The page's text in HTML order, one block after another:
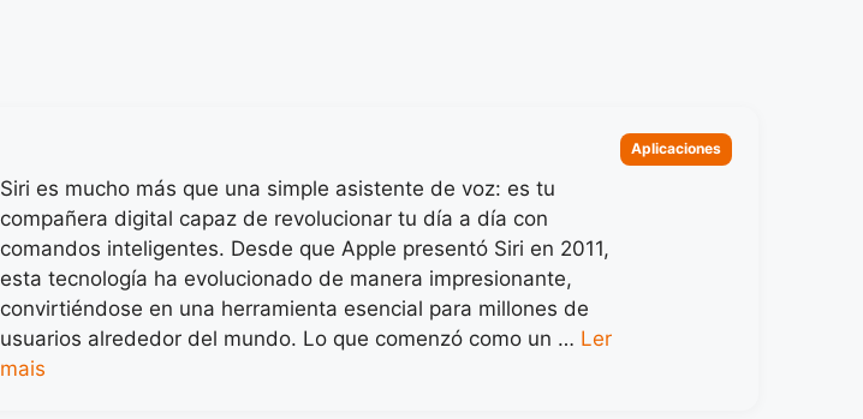
Siri es mucho más que una simple asistente de voz: es tu
compañera digital capaz de revolucionar tu día a día con
comandos inteligentes. Desde que Apple presentó Siri en 2011,
esta tecnología ha evolucionado de manera impresionante,
convirtiéndose en una herramienta esencial para millones de
usuarios alrededor del mundo. Lo que comenzó como un … Ler
mais
Categorias
Aplicaciones